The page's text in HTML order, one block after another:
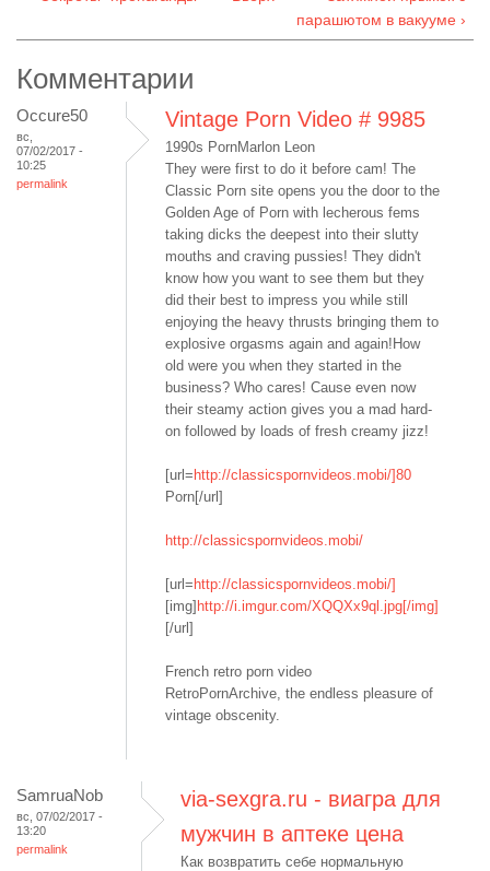
парашютом в вакууме ›
Комментарии
Occure50
вс,
07/02/2017 -
10:25
permalink
Vintage Porn Video # 9985
1990s PornMarlon Leon
They were first to do it before cam! The
Classic Porn site opens you the door to the
Golden Age of Porn with lecherous fems
taking dicks the deepest into their slutty
mouths and craving pussies! They didn't
know how you want to see them but they
did their best to impress you while still
enjoying the heavy thrusts bringing them to
explosive orgasms again and again!How
old were you when they started in the
business? Who cares! Cause even now
their steamy action gives you a mad hard-
on followed by loads of fresh creamy jizz!
[url= http://classicspornvideos.mobi/]80
Porn[/url]
http://classicspornvideos.mobi/
[url= http://classicspornvideos.mobi/]
[img] http://i.imgur.com/XQQXx9ql.jpg[/img]
[/url]
French retro porn video
RetroPornArchive, the endless pleasure of
vintage obscenity.
SamruaNob
вс, 07/02/2017 -
13:20
permalink
via-sexgra.ru - виагра для
мужчин в аптеке цена
Как возвратить себе нормальную